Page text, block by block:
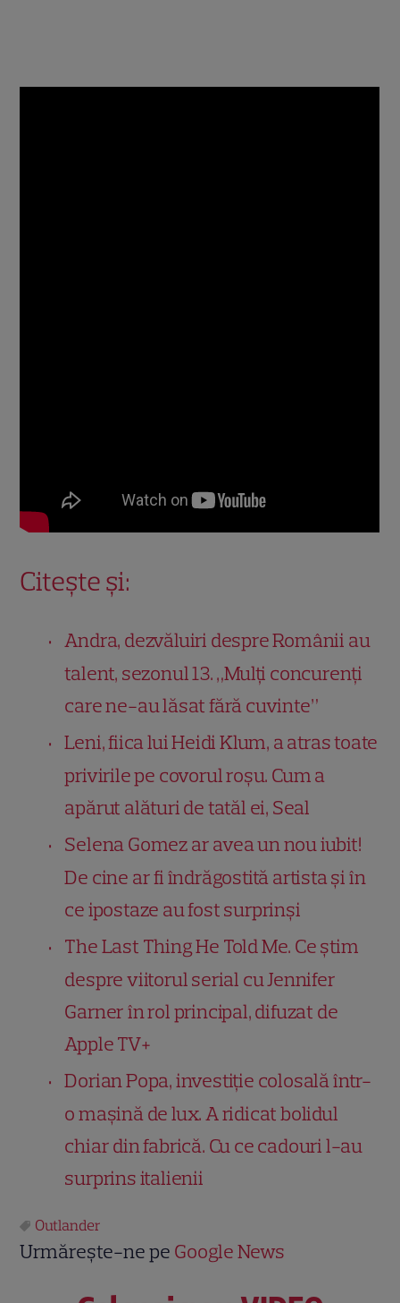
Citește și:
Andra, dezvăluiri despre Românii au
talent, sezonul 13. „Mulți concurenți
care ne-au lăsat fără cuvinte”
Leni, fiica lui Heidi Klum, a atras toate
privirile pe covorul roșu. Cum a
apărut alături de tatăl ei, Seal
Selena Gomez ar avea un nou iubit!
De cine ar fi îndrăgostită artista și în
ce ipostaze au fost surprinși
The Last Thing He Told Me. Ce știm
despre viitorul serial cu Jennifer
Garner în rol principal, difuzat de
Apple TV+
Dorian Popa, investiție colosală într-
o mașină de lux. A ridicat bolidul
chiar din fabrică. Cu ce cadouri l-au
surprins italienii
Outlander
Urmărește-ne pe Google News